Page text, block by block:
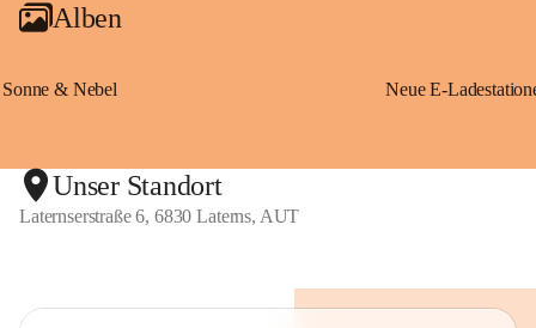
Alben
Sonne & Nebel
Unser Standort
Laternserstraße 6, 6830 Laterns, AUT